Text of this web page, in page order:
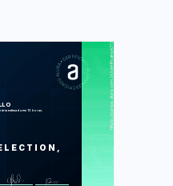
estimada em 12 horas. https://cursos.alura.com.br/certificate/e30229b1-c909-4fbf-9cf5-73fdc36fb6de
LAS
Busca do menor valor e um trecho
específico no array
Ordenando ao selecionar o mais
algoritmo linear com um quadrático
Algoritmos cúbicos